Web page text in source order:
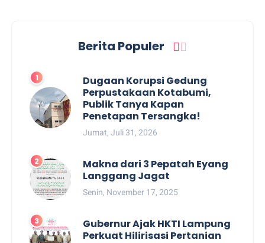
Berita Populer
Dugaan Korupsi Gedung
Perpustakaan Kotabumi,
Publik Tanya Kapan
Penetapan Tersangka!
Jumat, Juli 31, 2026
Makna dari 3 Pepatah Eyang
Langgang Jagat
Senin, November 17, 2025
Gubernur Ajak HKTI Lampung
Perkuat Hilirisasi Pertanian